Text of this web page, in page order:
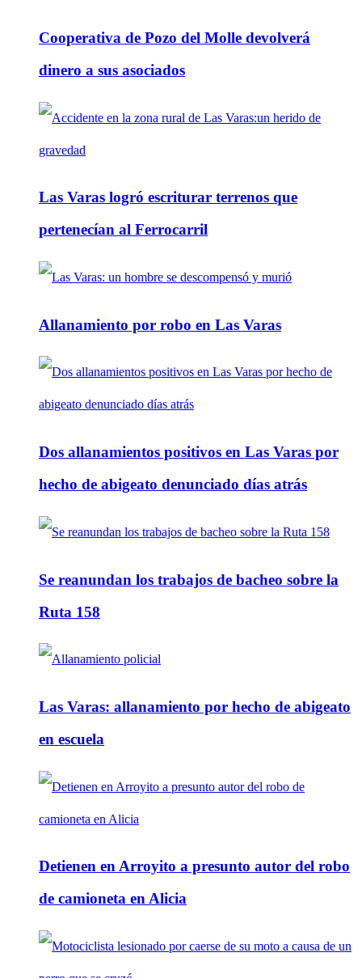
Cooperativa de Pozo del Molle devolverá
dinero a sus asociados
Las Varas logró escriturar terrenos que
pertenecían al Ferrocarril
Allanamiento por robo en Las Varas
Dos allanamientos positivos en Las Varas por
hecho de abigeato denunciado días atrás
Se reanundan los trabajos de bacheo sobre la
Ruta 158
Las Varas: allanamiento por hecho de abigeato
en escuela
Detienen en Arroyito a presunto autor del robo
de camioneta en Alicia